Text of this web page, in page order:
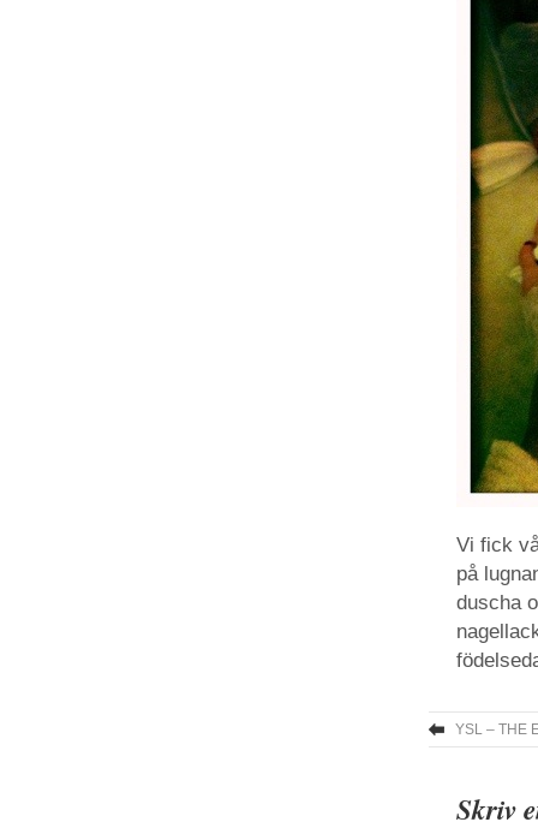
Vi fick
på
duscha
YSL – THE
Skriv